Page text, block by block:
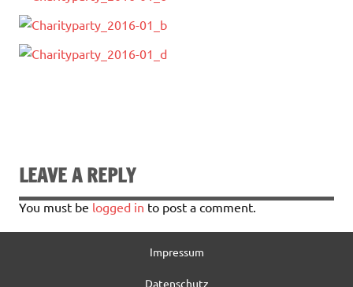
LEAVE A REPLY
You must be logged in to post a comment.
Impressum
Datenschutz